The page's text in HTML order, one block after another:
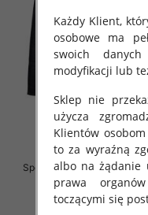
Spodnie męskie jeans Roz
1 Kolor .Paczka 10 szt
55.00 zł
Każdy Klient,
osobowe ma
swoich
modyfikacji lub
Sklep nie
użycza
Klientów
to za wyraźną
albo na żądanie
prawa
toczącymi się